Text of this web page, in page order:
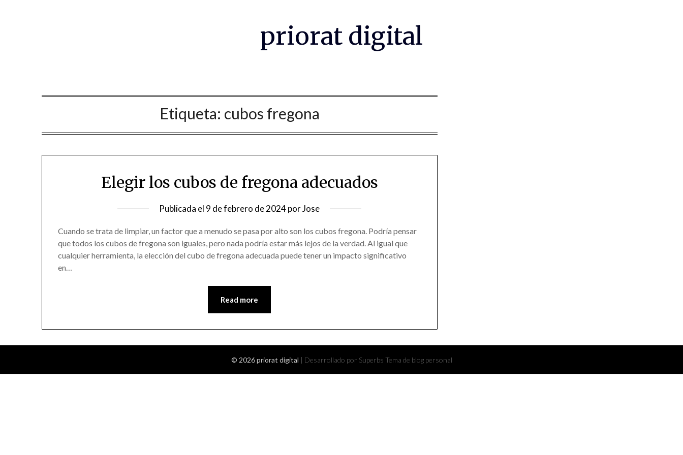
priorat digital
Etiqueta: cubos fregona
Elegir los cubos de fregona adecuados
Publicada el 9 de febrero de 2024porJose
Cuando se trata de limpiar, un factor que a menudo se pasa por alto son los cubos fregona. Podría pensar
que todos los cubos de fregona son iguales, pero nada podría estar más lejos de la verdad. Al igual que
cualquier herramienta, la elección del cubo de fregona adecuada puede tener un impacto significativo
en…
Read more
© 2026 priorat digital | Desarrollado por Superbs Tema de blog personal